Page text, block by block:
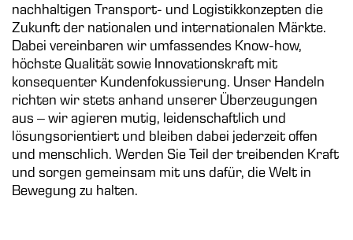
nachhaltigen Transport- und Logistikkonzepten die
Zukunft der nationalen und internationalen Märkte.
Dabei vereinbaren wir umfassendes Know-how,
höchste Qualität sowie Innovationskraft mit
konsequenter Kundenfokussierung. Unser Handeln
richten wir stets anhand unserer Überzeugungen
aus – wir agieren mutig, leidenschaftlich und
lösungsorientiert und bleiben dabei jederzeit offen
und menschlich. Werden Sie Teil der treibenden Kraft
und sorgen gemeinsam mit uns dafür, die Welt in
Bewegung zu halten.